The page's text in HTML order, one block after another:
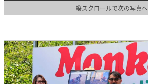
縦スクロールで次の写真へ